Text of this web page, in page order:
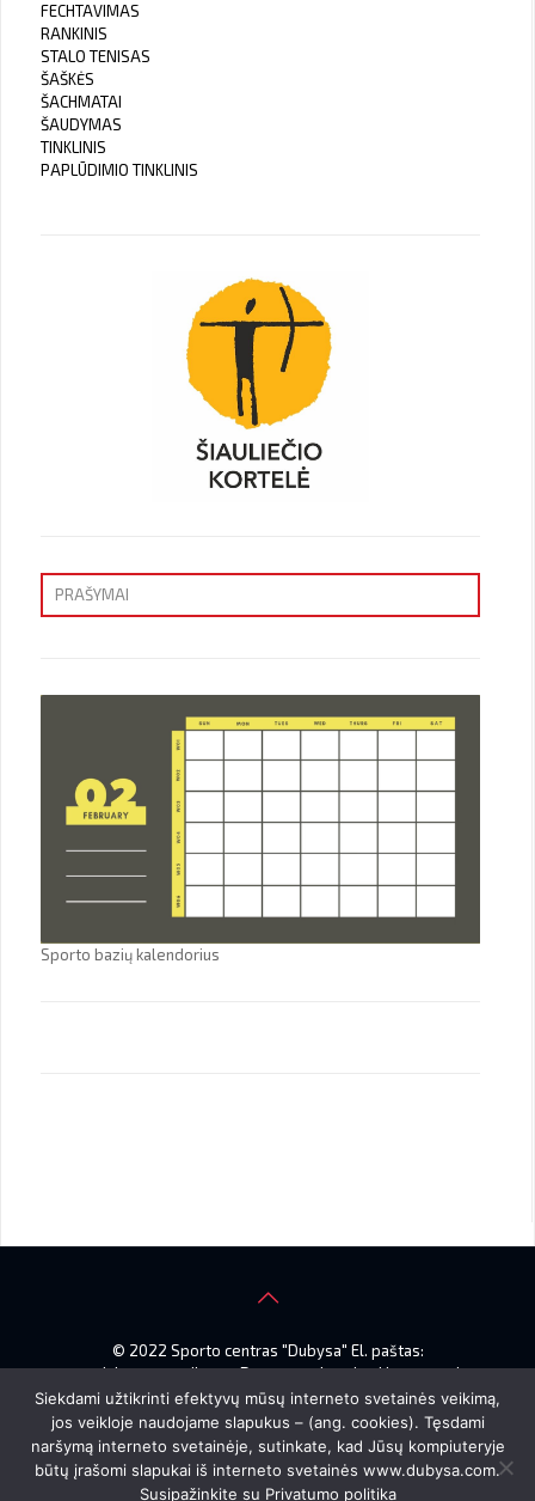
FECHTAVIMAS
RANKINIS
STALO TENISAS
ŠAŠKĖS
ŠACHMATAI
ŠAUDYMAS
TINKLINIS
PAPLŪDIMIO TINKLINIS
PRAŠYMAI
Sporto bazių kalendorius
© 2022 Sporto centras "Dubysa" El. paštas:
smdubysa@gmail.com. Duomenys kaupiami ir saugomi
Juridinių asmenų registre, kodas 145914542
Gumbinės g. 18A, LT–77166 Šiauliai
Siekdami užtikrinti efektyvų mūsų interneto svetainės veikimą,
jos veikloje naudojame slapukus – (ang. cookies). Tęsdami
naršymą interneto svetainėje, sutinkate, kad Jūsų kompiuteryje
būtų įrašomi slapukai iš interneto svetainės www.dubysa.com.
Susipažinkite su Privatumo politika